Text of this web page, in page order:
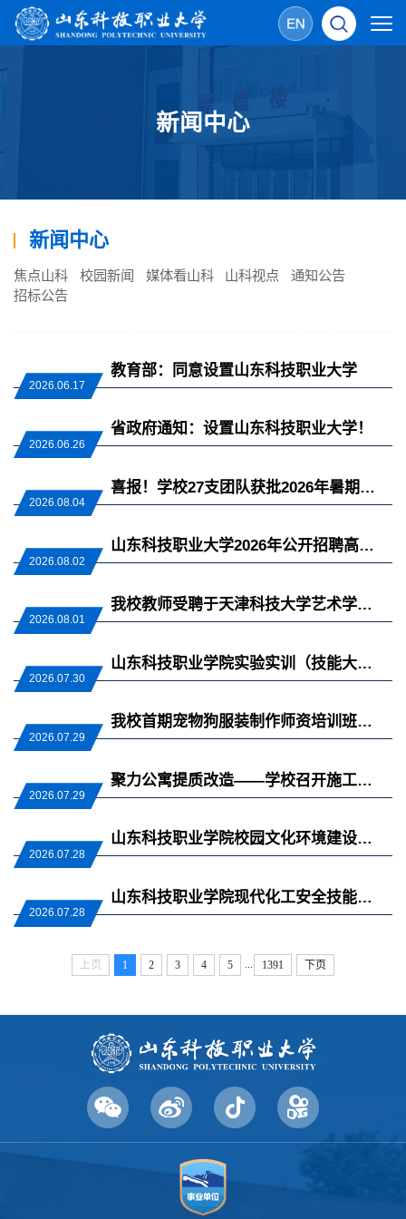
新闻中心
新闻中心
焦点山科 校园新闻 媒体看山科 山科视点
通知公告
招标公告
2026.06.17
教育部：同意设置山东科技职业大学
2026.06.26
省政府通知：设置山东科技职业大学！
2026.08.04
喜报！学校27支团队获批2026年暑期社会实践省级以上立项
2026.08.02
山东科技职业大学2026年公开招聘高层次人才拟聘用人员公示名单（一）
2026.08.01
我校教师受聘于天津科技大学艺术学院硕士生导师
2026.07.30
山东科技职业学院实验实训（技能大赛）耗材项目（废标公告）
2026.07.29
我校首期宠物狗服装制作师资培训班圆满结班
2026.07.29
聚力公寓提质改造——学校召开施工现场督办会议
2026.07.28
山东科技职业学院校园文化环境建设采购项目
2026.07.28
山东科技职业学院现代化工安全技能实训装置项目（中标结果公告）
上页 1 2 3 4 5 ... 1391 下页